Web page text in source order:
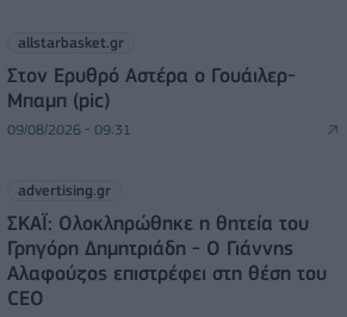
allstarbasket.gr
Στον Ερυθρό Αστέρα ο Γουάιλερ-
Μπαμπ (pic)
09/08/2026 - 09:31
advertising.gr
ΣΚΑΪ: Ολοκληρώθηκε η θητεία του
Γρηγόρη Δημητριάδη - Ο Γιάννης
Αλαφούζος επιστρέφει στη θέση του
CEO